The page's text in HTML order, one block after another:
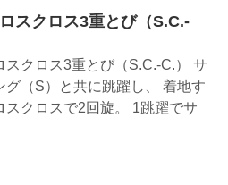
スクロス3重とび（S.C.-
スクロス3重とび（S.C.-C.） サ
グ（S）と共に跳躍し、 着地す
スクロスで2回旋。 1跳躍でサ